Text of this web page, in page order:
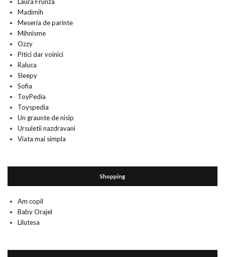
Madimih
Meseria de parinte
Mihnisme
Ozzy
Pitici dar voinici
Raluca
Sleepy
Sofia
ToyPedia
Toyspedia
Un graunte de nisip
Ursuletii nazdravani
Viata mai simpla
Shopping
Am copil
Baby Orajel
Lilutesa